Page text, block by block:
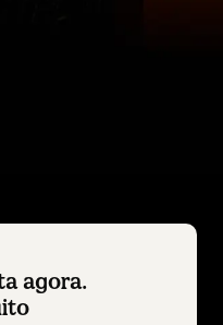
agora.